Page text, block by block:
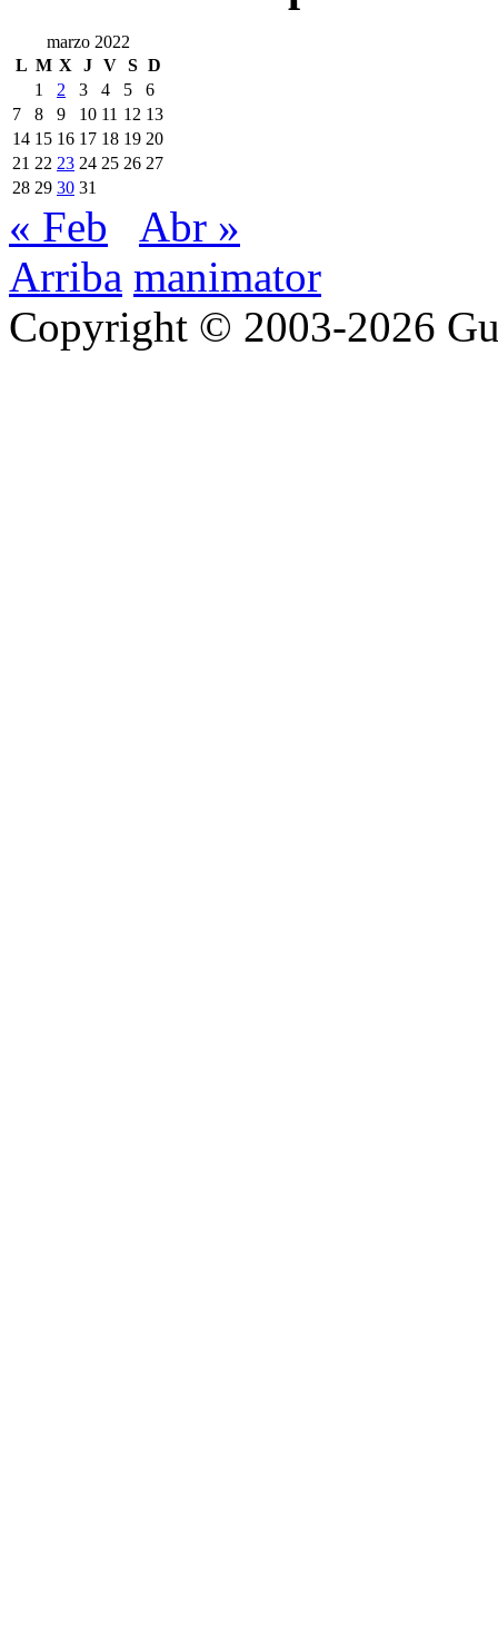
marzo 2022
L M X J V S D
1
2 3 4 5
6
7
8 9 10 11 12 13
14 15 16 17 18 19 20
21 22 23 24 25 26 27
28 29 30 31
« Feb
Abr »
Arriba manimator
Copyright © 2003-2026